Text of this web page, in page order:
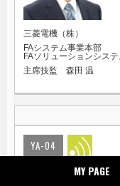
MY PAGE
三菱電機（株）
FAシステム事業本部
FAソリューションシス
主席技監 森田 温
YA-04
ものづくり現場を